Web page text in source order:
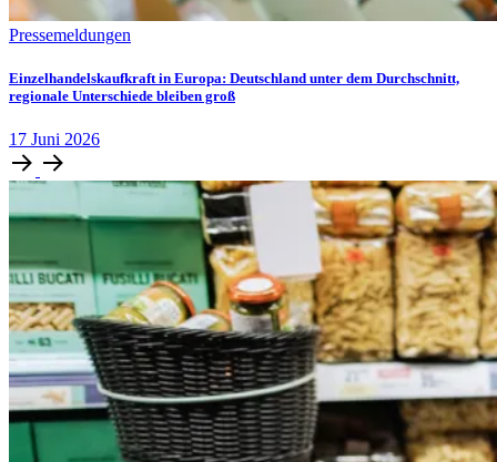
Pressemeldungen
Einzelhandelskaufkraft in Europa: Deutschland unter dem Durchschnitt,
regionale Unterschiede bleiben groß
17 Juni 2026